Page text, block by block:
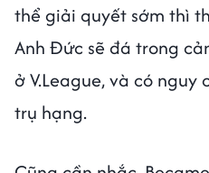
thể giải quyết sớm thì
Anh Đức sẽ đá trong
ở V.League, và có
trụ hạng.